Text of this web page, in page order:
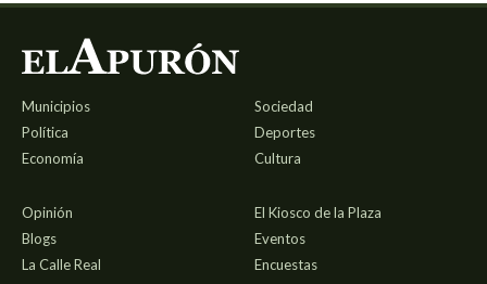
Municipios
Política
Economía
Sociedad
Deportes
Cultura
Opinión
Blogs
La Calle Real
El Kiosco de la Plaza
Eventos
Encuestas